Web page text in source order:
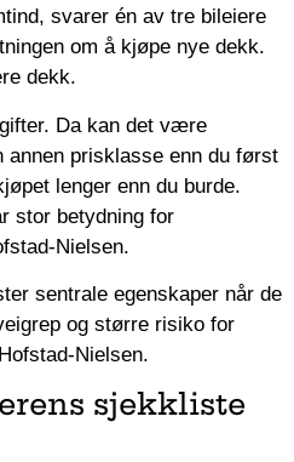
svarer én av tre bileiere
om å kjøpe nye dekk.
dekk.
Da kan det være
prisklasse enn du først
lenger enn du burde.
stor betydning for
Nielsen.
sentrale egenskaper når de
og større risiko for
Nielsen.
sjekkliste